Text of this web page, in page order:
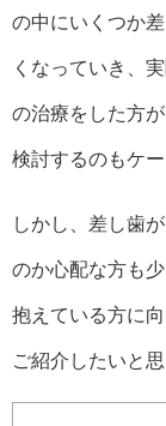
の中にいくつか
くなっていき、
の治療をした方
検討するのもケ
しかし、差し歯
のか心配な方も
抱えている方に
ご紹介したいと思